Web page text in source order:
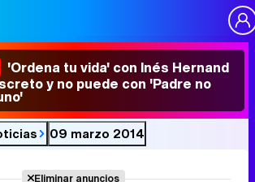
'Ordena tu vida' con Inés Hernand
y no puede con 'Padre no
09 marzo 2014
Eliminar anuncios